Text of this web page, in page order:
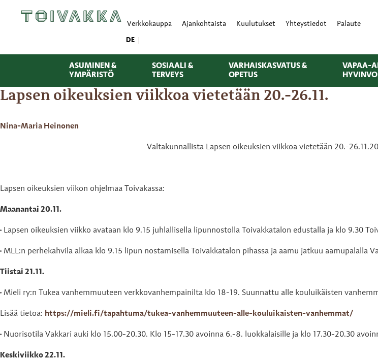
Verkkokauppa Ajankohtaista Kuulutukset Yhteystiedot Palaute
DE
ASUMINEN &
YMPÄRISTÖ
SOSIAALI &
TERVEYS
VARHAISKASVATUS &
OPETUS
VAPAA-
Lapsen oikeuksien viikkoa vietetään 20.-26.11.
Nina-Maria Heinonen
Valtakunnallista Lapsen oikeuksien viikkoa vietetään 20.-
Lapsen oikeuksien viikon ohjelmaa Toivakassa:
Maanantai 20.11.
• Lapsen oikeuksien viikko avataan klo 9.15 juhlallisella lipunnostolla Toivakkatalon edustalla ja klo 9.30
• MLL:n perhekahvila alkaa klo 9.15 lipun nostamisella Toivakkatalon pihassa ja aamu jatkuu aamupalalla
Tiistai 21.11.
• Mieli ry:n Tukea vanhemmuuteen verkkovanhempainilta klo 18-19. Suunnattu alle kouluikäisten
Lisää tietoa: https://mieli.fi/tapahtuma/tukea-vanhemmuuteen-alle-kouluikaisten-vanhemmat/
• Nuorisotila Vakkari auki klo 15.00-20.30. Klo 15-17.30 avoinna 6.-8. luokkalaisille ja klo 17.30-20.30
Keskiviikko 22.11.